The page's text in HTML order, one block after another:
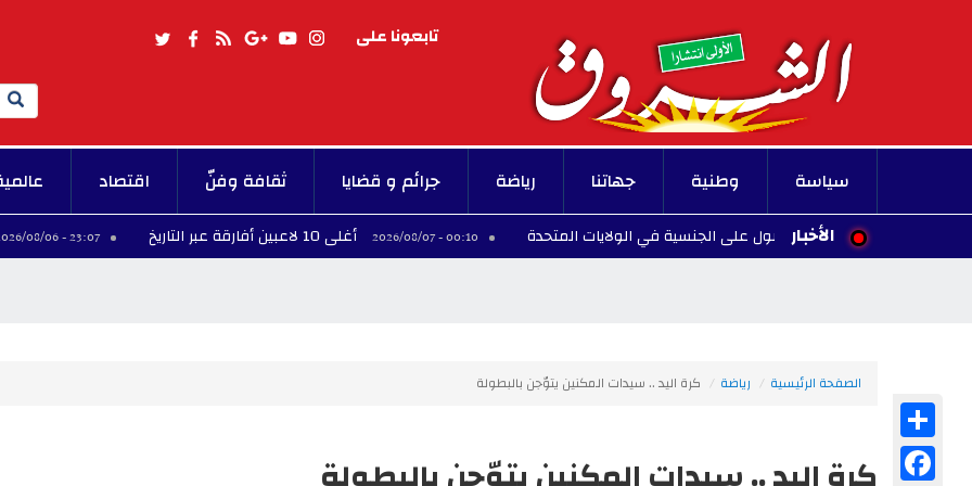
تابعونا على
Search
سياسة وطنية جهاتنا رياضة جرائم و قضايا ثقافة وفنّ اقتصاد
الأخبار
الأطفال للحصول على الجنسية في الولايات المتحدة 00:10 - 2026/08/07 أغلى 10 لاعبين أفارقة عبر التاريخ 23:07 - 2026/08/06
الصفحة الرئيسية رياضة كرة اليد .. سيدات المكنين يتوّجن بالبطولة
Facebook